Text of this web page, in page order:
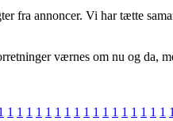
fra annoncer. Vi har tætte
værnes om nu og da,
1 1 1 1 1 1 1 1 1 1 1 1 1 1 1 1 1 1